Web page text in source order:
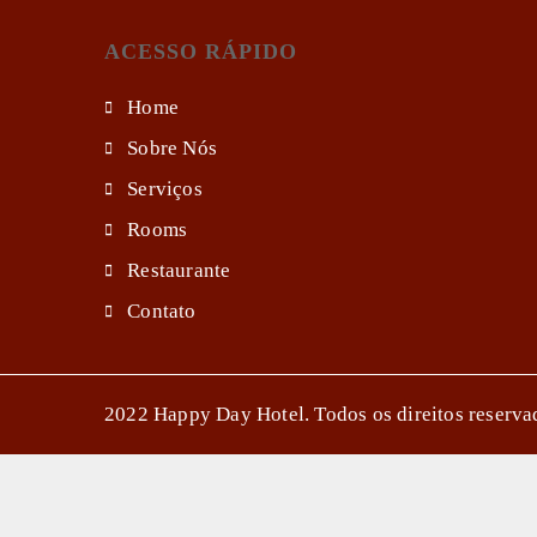
ACESSO RÁPIDO
Home
Sobre Nós
Serviços
Rooms
Restaurante
Contato
2022 Happy Day Hotel. Todos os direitos